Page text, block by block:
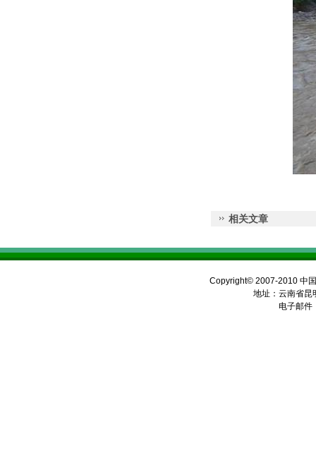
相关文章
Copyright© 2007-2010 中
地址：云南省昆
电子邮